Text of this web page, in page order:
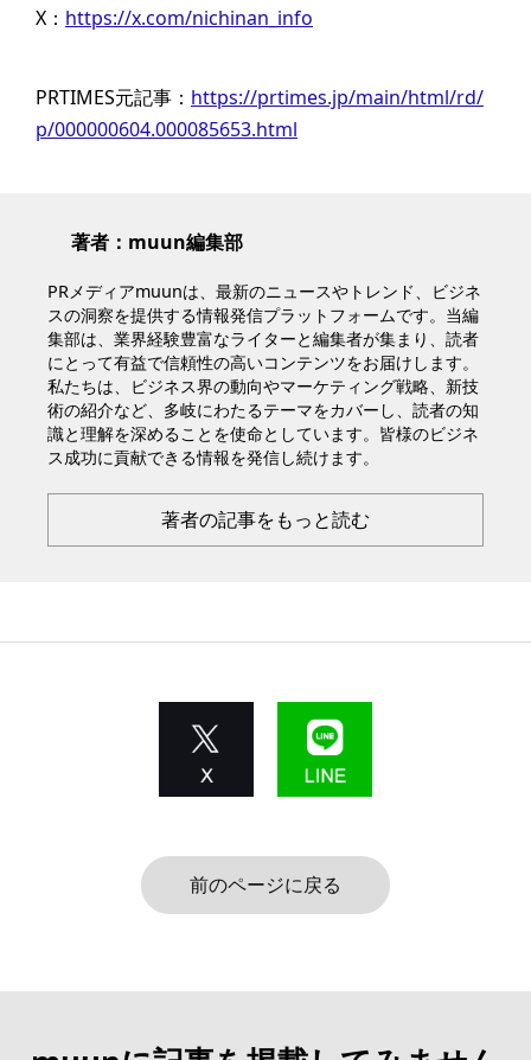
X： https://x.com/nichinan_info
PRTIMES元記事： https://prtimes.jp/main/html/rd/
p/000000604.000085653.html
著者：muun編集部
PRメディアmuunは、最新のニュースやトレンド、ビジネ
スの洞察を提供する情報発信プラットフォームです。当編
集部は、業界経験豊富なライターと編集者が集まり、読者
にとって有益で信頼性の高いコンテンツをお届けします。
私たちは、ビジネス界の動向やマーケティング戦略、新技
術の紹介など、多岐にわたるテーマをカバーし、読者の知
識と理解を深めることを使命としています。皆様のビジネ
ス成功に貢献できる情報を発信し続けます。
著者の記事をもっと読む
前のページに戻る